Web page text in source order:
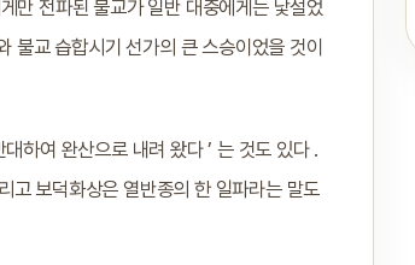
만 전파된 불교가 일반 대중에게는 낯설었
불교 습합시기 선가의 큰 스승이었을 것이
하여 완산으로 내려 왔다 ’ 는 것도 있다 .
고 보덕화상은 열반종의 한 일파라는 말도